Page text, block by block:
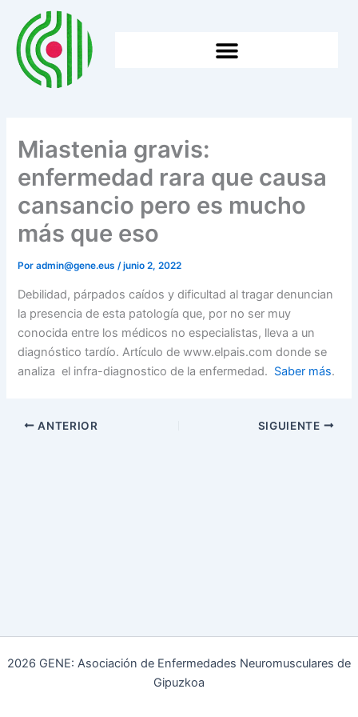
contenido
Miastenia gravis:
enfermedad rara que causa
cansancio pero es mucho
más que eso
Poradmin@gene.eus/junio 2, 2022
Debilidad, párpados caídos y dificultad al tragar denuncian
la presencia de esta patología que, por no ser muy
conocida entre los médicos no especialistas, lleva a un
diagnóstico tardío. Artículo de www.elpais.com donde se
analiza el infra-diagnostico de la enfermedad. Saber más.
ANTERIOR SIGUIENTE
2026 GENE: Asociación de Enfermedades Neuromusculares de
Gipuzkoa